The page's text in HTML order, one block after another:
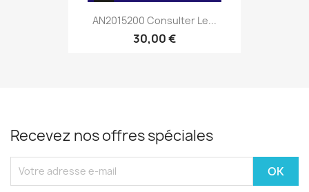
AN2015200 Consulter Le...
30,00 €
Recevez nos offres spéciales